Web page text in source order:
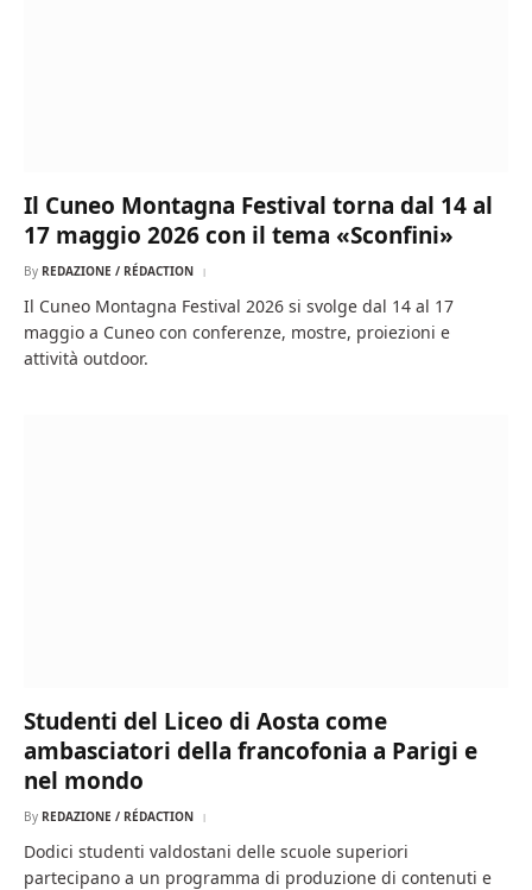
Il Cuneo Montagna Festival torna dal 14 al
17 maggio 2026 con il tema «Sconfini»
By REDAZIONE / RÉDACTION
Il Cuneo Montagna Festival 2026 si svolge dal 14 al 17
maggio a Cuneo con conferenze, mostre, proiezioni e
attività outdoor.
Studenti del Liceo di Aosta come
ambasciatori della francofonia a Parigi e
nel mondo
By REDAZIONE / RÉDACTION
Dodici studenti valdostani delle scuole superiori
partecipano a un programma di produzione di contenuti e